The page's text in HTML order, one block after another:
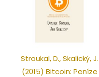
Stroukal, D., Skalický, J.
(2015) Bitcoin: Peníze